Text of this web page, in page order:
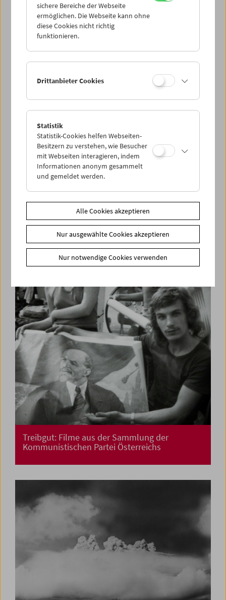
Kinoreal: Mark Jenkin
La lotta non è ancora finita
Feministisches Kino aus Italien
Treibgut: Filme aus der Sammlung der
Kommunistischen Partei Österreichs
sichere Bereiche der Webseite
ermöglichen. Die Webseite kann ohne
diese Cookies nicht richtig
funktionieren.
Drittanbieter Cookies
Statistik
Statistik-Cookies helfen Webseiten-
Besitzern zu verstehen, wie Besucher
mit Webseiten interagieren, indem
Informationen anonym gesammelt
und gemeldet werden.
Alle Cookies akzeptieren
Nur ausgewählte Cookies akzeptieren
Nur notwendige Cookies verwenden